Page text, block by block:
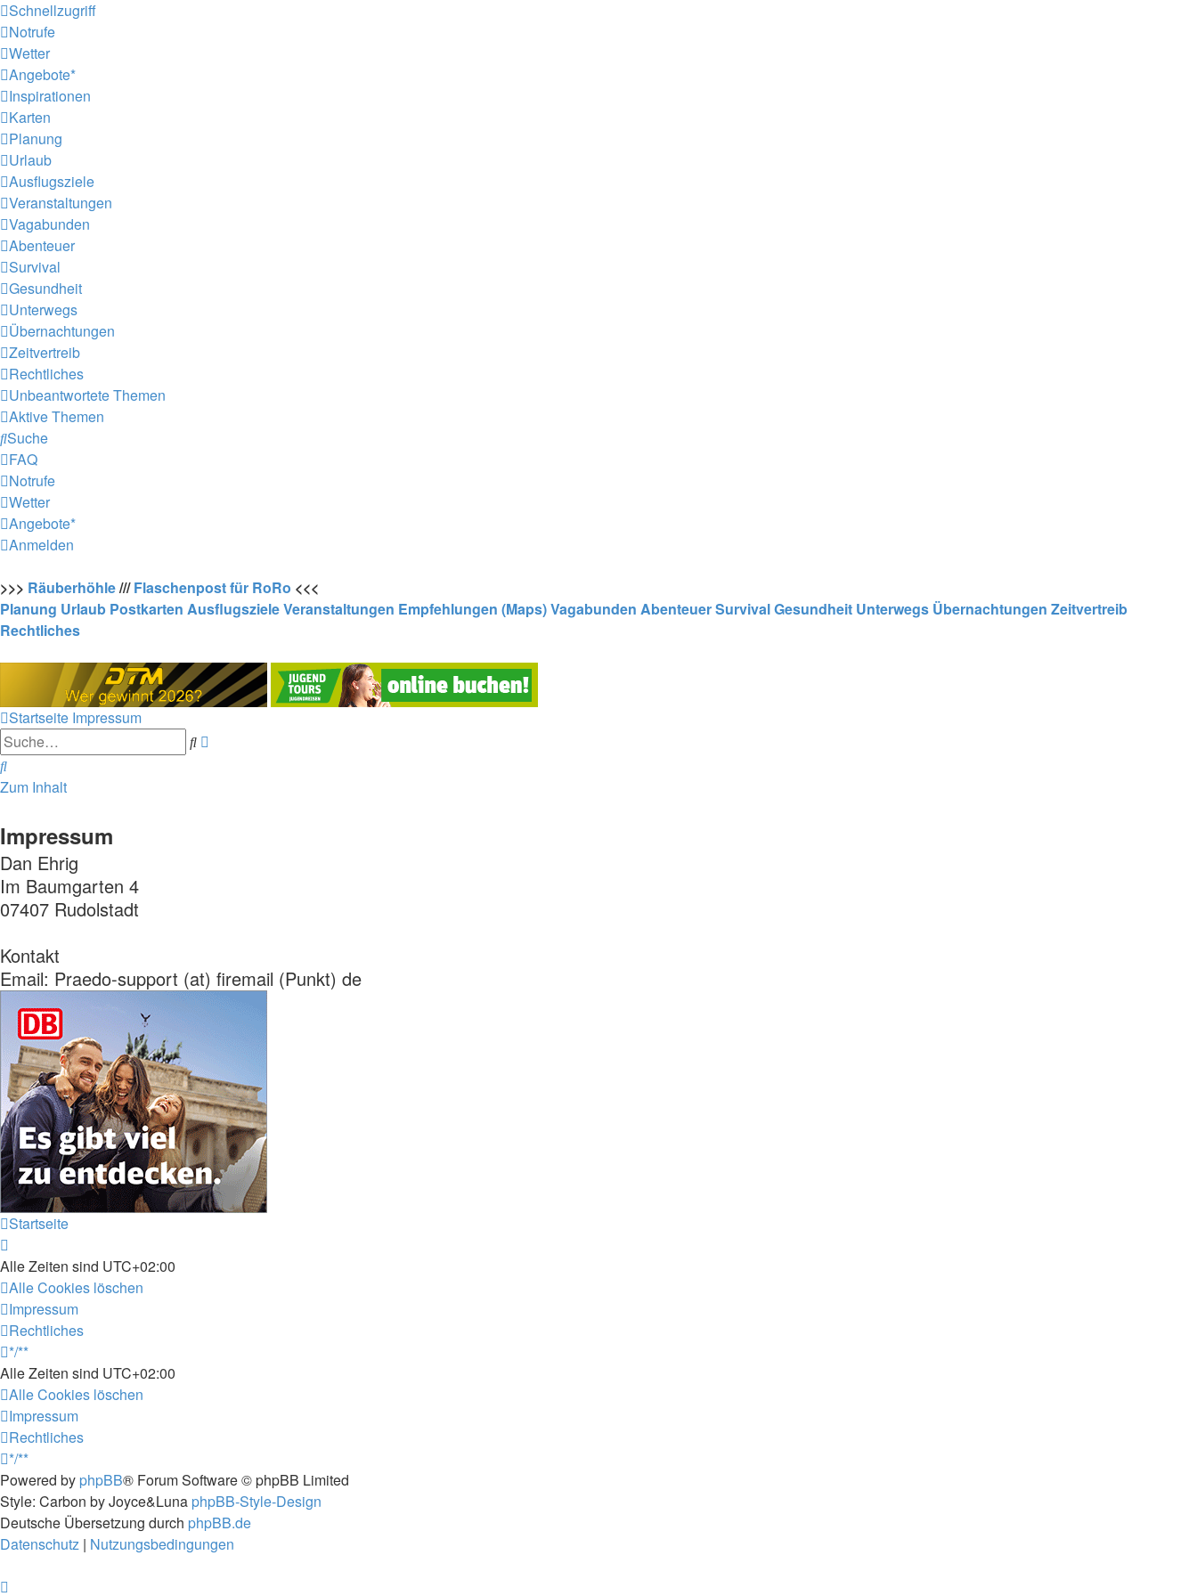
Schnellzugriff
Notrufe
Wetter
Angebote*
Inspirationen
Karten
Planung
Urlaub
Ausflugsziele
Veranstaltungen
Vagabunden
Abenteuer
Survival
Gesundheit
Unterwegs
Übernachtungen
Zeitvertreib
Rechtliches
Unbeantwortete Themen
Aktive Themen
Suche
FAQ
Notrufe
Wetter
Angebote*
Anmelden
>>> Räuberhöhle///Flaschenpost für RoRo <<<
Planung Urlaub Postkarten AusflugszieleVeranstaltungen Empfehlungen (Maps)Vagabunden AbenteuerSurvivalGesundheit Unterwegs Übernachtungen Zeitvertreib
Rechtliches
Startseite Impressum
Suche
Suche
Zum Inhalt
Impressum
Dan Ehrig
Im Baumgarten 4
07407 Rudolstadt
Kontakt
Email: Praedo-support (at) firemail (Punkt) de
Startseite
Alle Zeiten sind UTC+02:00
Alle Cookies löschen
Impressum
Rechtliches
*/**
Alle Zeiten sind UTC+02:00
Alle Cookies löschen
Impressum
Rechtliches
*/**
Powered by phpBB® Forum Software © phpBB Limited
Style: Carbon by Joyce&Luna phpBB-Style-Design
Deutsche Übersetzung durch phpBB.de
Datenschutz | Nutzungsbedingungen